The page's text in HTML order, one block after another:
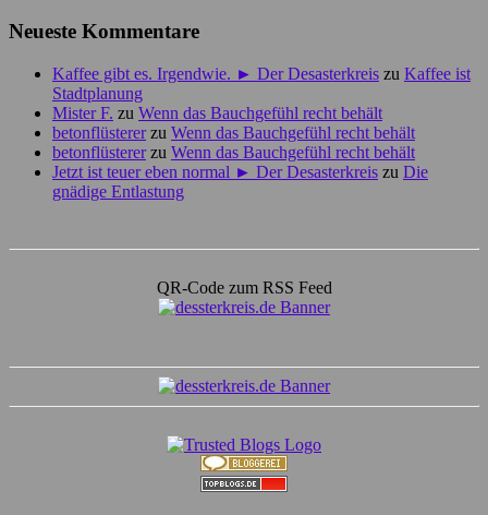
Neueste Kommentare
Kaffee gibt es. Irgendwie. ► Der Desasterkreis zu Kaffee ist
Stadtplanung
Mister F. zu Wenn das Bauchgefühl recht behält
betonflüstererzu Wenn das Bauchgefühl recht behält
betonflüstererzu Wenn das Bauchgefühl recht behält
Jetzt ist teuer eben normal ► Der Desasterkreis zu Die
gnädige Entlastung
QR-Code zum RSS Feed